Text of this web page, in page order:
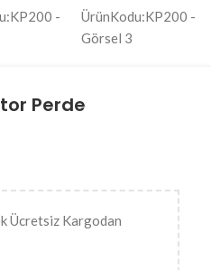
Perde
Ücretsiz Kargodan